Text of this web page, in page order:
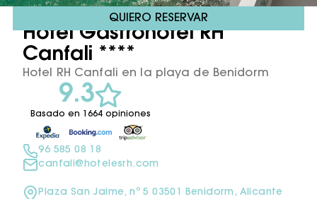
QUIERO RESERVAR
Hotel Gastrohotel RH
Canfali ****
Hotel RH Canfali en la playa de Benidorm
9.3
Basado en 1664 opiniones
96 585 08 18
canfali@hotelesrh.com
Plaza San Jaime, nº 5 03501 Benidorm, Alicante